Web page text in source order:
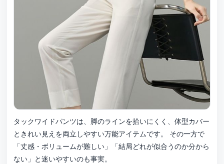
タックワイドパンツは、脚のラインを拾いにくく、体型カバー
ときれい見えを両立しやすい万能アイテムです。 その一方で
「丈感・ボリュームが難しい」「結局どれが似合うのか分から
ない」と迷いやすいのも事実。